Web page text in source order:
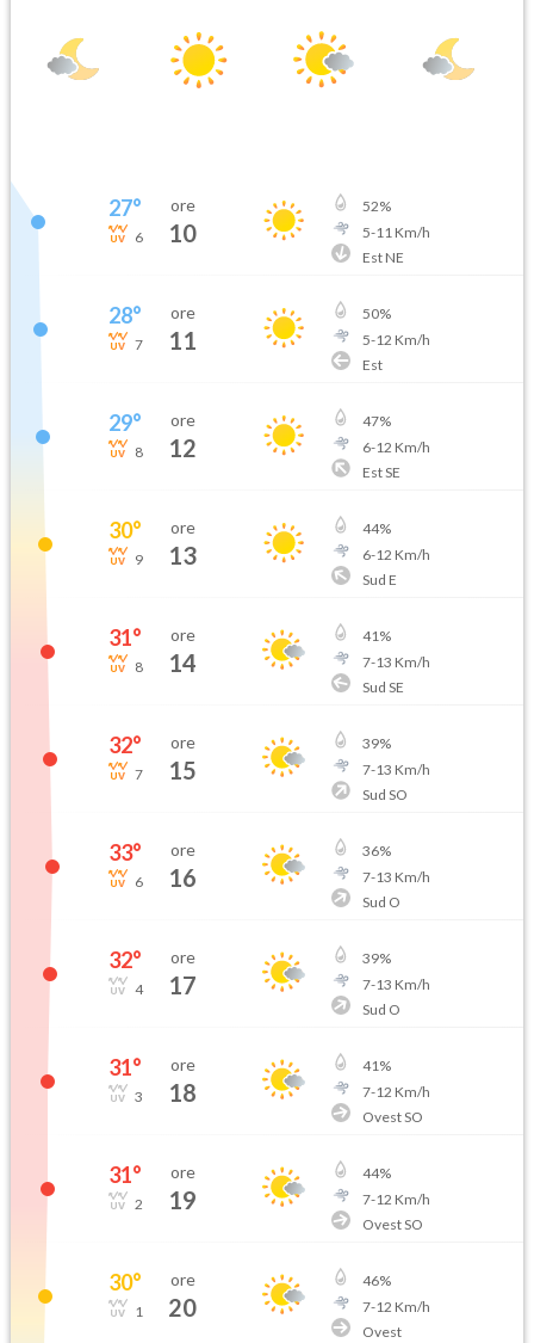
27°
6
ore
10
52%
5-11 Km/h
Est NE
28°
7
ore
11
50%
5-12 Km/h
Est
29°
8
ore
12
47%
6-12 Km/h
Est SE
30°
9
ore
13
44%
6-12 Km/h
Sud E
31°
8
ore
14
41%
7-13 Km/h
Sud SE
32°
7
ore
15
39%
7-13 Km/h
Sud SO
33°
6
ore
16
36%
7-13 Km/h
Sud O
32°
4
ore
17
39%
7-13 Km/h
Sud O
31°
3
ore
18
41%
7-12 Km/h
Ovest SO
31°
2
ore
19
44%
7-12 Km/h
Ovest SO
30°
1
ore
20
46%
7-12 Km/h
Ovest